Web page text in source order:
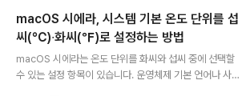
macOS 시에라, 시스템 기본 온도 단위를 섭
씨(℃)∙화씨(℉)로 설정하는 방법
macOS 시에라는 온도 단위를 화씨와 섭씨 중에 선택할
수 있는 설정 항목이 있습니다. 운영체제 기본 언어나 사용